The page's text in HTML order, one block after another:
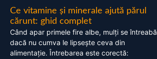
Ce vitamine și minerale ajută părul
cărunt: ghid complet
Când apar primele fire albe, mulți se întreabă
dacă nu cumva le lipsește ceva din
alimentație. Întrebarea este corectă: